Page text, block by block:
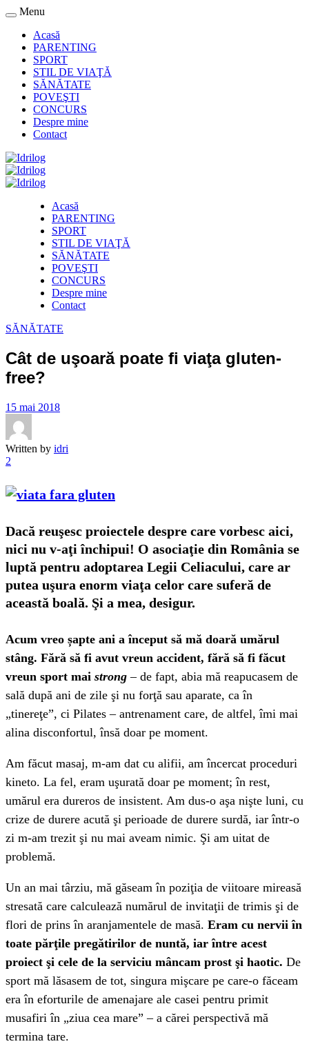
Menu
Acasă
PARENTING
SPORT
STIL DE VIAŢĂ
SĂNĂTATE
POVEŞTI
CONCURS
Despre mine
Contact
Acasă
PARENTING
SPORT
STIL DE VIAŢĂ
SĂNĂTATE
POVEŞTI
CONCURS
Despre mine
Contact
SĂNĂTATE
Cât de uşoară poate fi viaţa gluten-
free?
15 mai 2018
Written by idri
2
Dacă reuşesc proiectele despre care vorbesc aici,
nici nu v-aţi închipui! O asociaţie din România se
luptă pentru adoptarea Legii Celiacului, care ar
putea uşura enorm viaţa celor care suferă de
această boală. Şi a mea, desigur.
Acum vreo șapte ani a început să mă doară umărul
stâng. Fără să fi avut vreun accident, fără să fi făcut
vreun sport mai strong – de fapt, abia mă reapucasem de
sală după ani de zile şi nu forţă sau aparate, ca în
„tinereţe”, ci Pilates – antrenament care, de altfel, îmi mai
alina disconfortul, însă doar pe moment.
Am făcut masaj, m-am dat cu alifii, am încercat proceduri
kineto. La fel, eram uşurată doar pe moment; în rest,
umărul era dureros de insistent. Am dus-o aşa nişte luni, cu
crize de durere acută şi perioade de durere surdă, iar într-o
zi m-am trezit şi nu mai aveam nimic. Şi am uitat de
problemă.
Un an mai târziu, mă găseam în poziţia de viitoare mireasă
stresată care calculează numărul de invitaţii de trimis şi de
flori de prins în aranjamentele de masă. Eram cu nervii în
toate părţile pregătirilor de nuntă, iar între acest
proiect şi cele de la serviciu mâncam prost şi haotic. De
sport mă lăsasem de tot, singura mişcare pe care-o făceam
era în eforturile de amenajare ale casei pentru primit
musafiri în „ziua cea mare” – a cărei perspectivă mă
termina tare.